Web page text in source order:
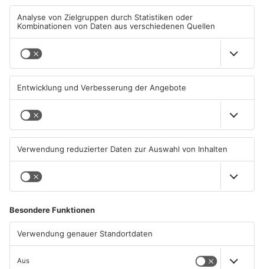
Gleisarbeiten sollen
Feldbrand in Nidderau
ausgelöst haben
31.07.2026, 06:25 UHR IN MAIN-
KINZIG-KREIS
Wo ist Selena Fröhlich aus
Großkrotzenburg?